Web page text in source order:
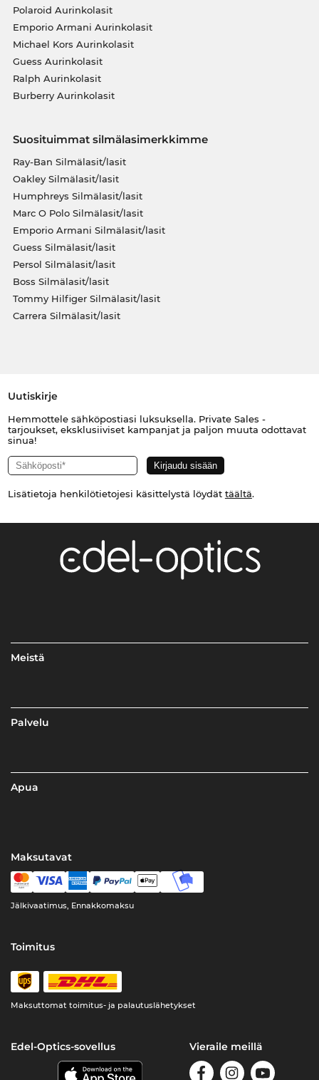
Polaroid Aurinkolasit
Emporio Armani Aurinkolasit
Michael Kors Aurinkolasit
Guess Aurinkolasit
Ralph Aurinkolasit
Burberry Aurinkolasit
Suosituimmat silmälasimerkkimme
Ray-Ban Silmälasit/lasit
Oakley Silmälasit/lasit
Humphreys Silmälasit/lasit
Marc O Polo Silmälasit/lasit
Emporio Armani Silmälasit/lasit
Guess Silmälasit/lasit
Persol Silmälasit/lasit
Boss Silmälasit/lasit
Tommy Hilfiger Silmälasit/lasit
Carrera Silmälasit/lasit
Uutiskirje
Hemmottele sähköpostiasi luksuksella. Private Sales -
tarjoukset, eksklusiiviset kampanjat ja paljon muuta odottavat
sinua!
Lisätietoja henkilötietojesi käsittelystä löydät täältä.
Meistä
Palvelu
Apua
Maksutavat
Jälkivaatimus, Ennakkomaksu
Toimitus
Maksuttomat toimitus- ja palautuslähetykset
Edel-Optics-sovellus Vieraile meillä